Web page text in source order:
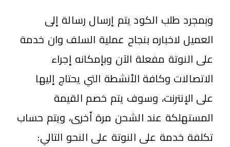
وبمجرد طلب الكود يتم إرسال رسالة إلى
العميل لاخباره بنجاح عملية السلف وان خدمة
على النوتة مفعلة الآن وبإمكانه إجراء
الاتصالات وكافة الأنشطة التي يحتاج إليها
على الإنترنت، وسوف يتم خصم القيمة
المستهلكة عند الشحن مرة أخرى، ويتم حساب
تكلفة خدمة على النوتة على النحو التالي: